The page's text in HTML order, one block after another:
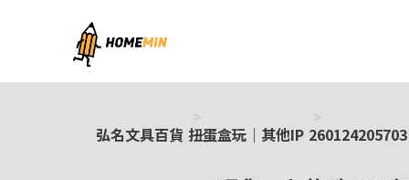
弘名文具百貨
弘名文具百貨 扭蛋盒玩｜其他IP 260124205703